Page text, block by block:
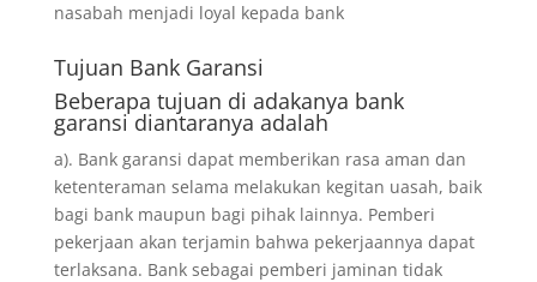
nasabah menjadi loyal kepada bank
Tujuan Bank Garansi
Beberapa tujuan di adakanya bank
garansi diantaranya adalah
a). Bank garansi dapat memberikan rasa aman dan
ketenteraman selama melakukan kegitan uasah, baik
bagi bank maupun bagi pihak lainnya. Pemberi
pekerjaan akan terjamin bahwa pekerjaannya dapat
terlaksana. Bank sebagai pemberi jaminan tidak